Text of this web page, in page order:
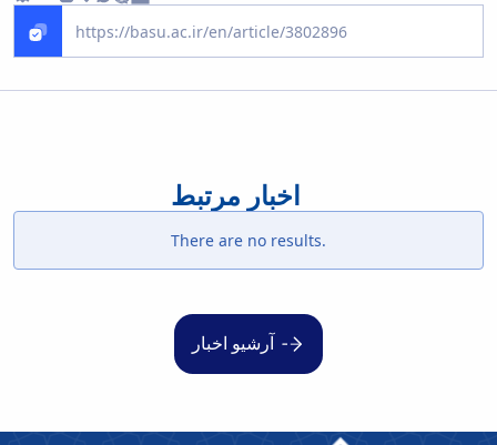
اخبار مرتبط
There are no results.
آرشیو اخبار